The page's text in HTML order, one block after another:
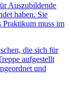
Auszubildende
haben. Sie
Praktikum muss im